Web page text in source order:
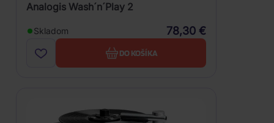
Analogis Wash´n´Play 2
Skladom 78,30 €
DO KOŠÍKA